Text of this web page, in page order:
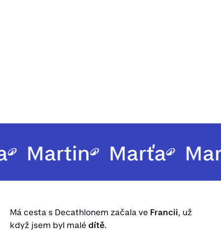
Martin Marťa
Má cesta s Decathlonem začala ve Francii, už
když jsem byl malé dítě.